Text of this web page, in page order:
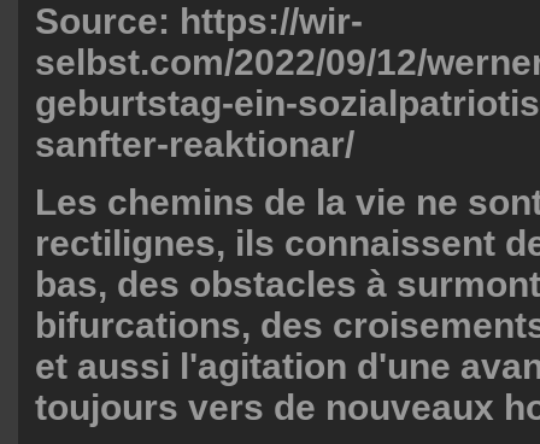
Source: https://wir-
selbst.com/2022/09/12/
geburtstag-ein-
sanfter-reaktionar/
Les chemins de la vie ne
rectilignes, ils connaissent
bas, des obstacles à
bifurcations, des
et aussi l'agitation d'une
toujours vers de nouveaux